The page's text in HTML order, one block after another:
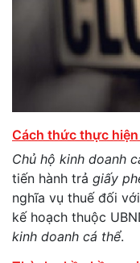
Cách thức thực
Chủ hộ kinh doanh
tiến hành trả giấy
nghĩa vụ thuế đối
kế hoạch thuộc
kinh doanh cá thể.